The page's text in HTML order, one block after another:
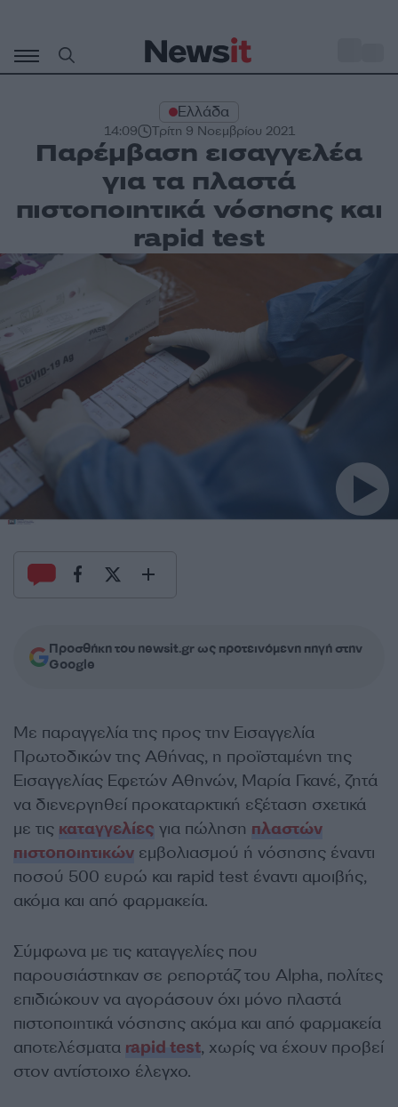
περιεχόμενο
Ελλάδα
14:09 Τρίτη 9 Νοεμβρίου 2021
Παρέμβαση εισαγγελέα
για τα πλαστά
πιστοποιητικά νόσησης και
rapid test
Προσθήκη του newsit.gr ως προτεινόμενη πηγή στην
Google
Με παραγγελία της προς την Εισαγγελία
Πρωτοδικών της Αθήνας, η προϊσταμένη της
Εισαγγελίας Εφετών Αθηνών, Μαρία Γκανέ, ζητά
να διενεργηθεί προκαταρκτική εξέταση σχετικά
με τις καταγγελίες για πώληση πλαστών
πιστοποιητικών εμβολιασμού ή νόσησης έναντι
ποσού 500 ευρώ και rapid test έναντι αμοιβής,
ακόμα και από φαρμακεία.
Σύμφωνα με τις καταγγελίες που
παρουσιάστηκαν σε ρεπορτάζ του Alpha, πολίτες
επιδιώκουν να αγοράσουν όχι μόνο πλαστά
πιστοποιητικά νόσησης ακόμα και από φαρμακεία
αποτελέσματα rapid test, χωρίς να έχουν προβεί
στον αντίστοιχο έλεγχο.